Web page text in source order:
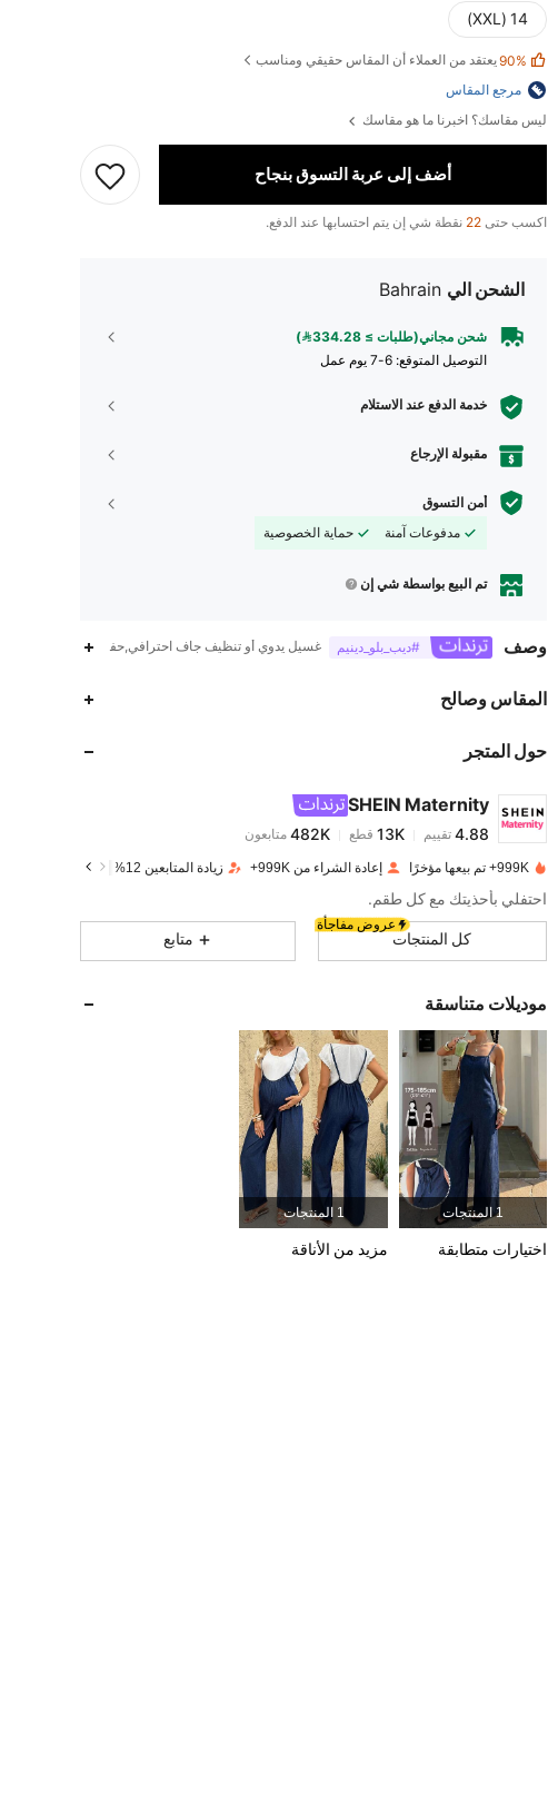
14 (XXL)
90%يعتقد من العملاء أن المقاس حقيقي ومناسب
مرجع المقاس
ليس مقاسك؟ اخبرنا ما هو مقاسك
أضف إلى عربة التسوق بنجاح
اكسب حتى 22 نقطة شي إن يتم احتسابها عند الدفع.
الشحن الي Bahrain
شحن مجاني(طلبات ≥ 334.28)
التوصيل المتوقع: 6-7 يوم عمل
خدمة الدفع عند الاستلام
مقبولة الإرجاع
أمن التسوق
مدفوعات آمنة
حماية الخصوصية
تم البيع بواسطة شي إن
وصف #ديب_بلو_دينيم غسيل يدوي أو تنظيف جاف احترافي,حفل موسيقى
المقاس وصالح
حول المتجر
SHEIN Maternity
4.88
4.88
482K
s***7 تم دفعمنذ 1 يوم
4.88
4.88
13K
482K
4.88
13K
482K
4.88
482K
999K+ تم بيعها مؤخرًا إعادة الشراء من 999K+ زيادة المتابعين 12%
احتفلي بأحذيتك مع كل طقم.
عروض مفاجأة
كل المنتجات متابع
موديلات متناسقة
1 المنتجات
اختيارات متطابقة
1 المنتجات
مزيد من الأناقة